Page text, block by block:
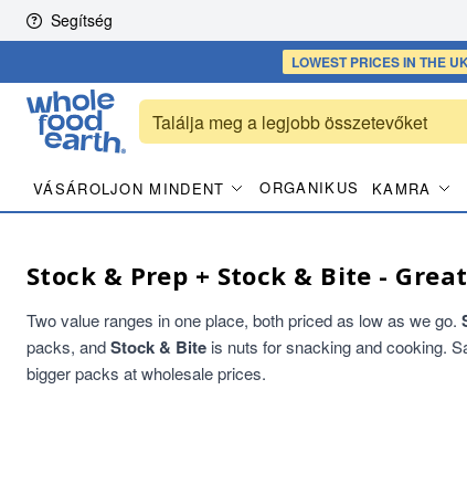
Skip to content
Segítség
LOWEST PRICESIN THE
VÁSÁROLJON MINDENT ORGANIKUS KAMRA
Stock & Prep + Stock & Bite -
Two value ranges in one place, both priced as low as we go.
packs, andStock & Bite is nuts for snacking and cooking.
bigger packs at wholesale prices.